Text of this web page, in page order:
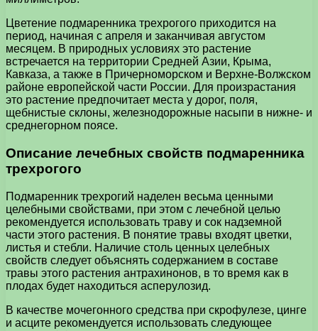
Цветение подмаренника трехрогого приходится на
период, начиная с апреля и заканчивая августом
месяцем. В природных условиях это растение
встречается на территории Средней Азии, Крыма,
Кавказа, а также в Причерноморском и Верхне-Волжском
районе европейской части России. Для произрастания
это растение предпочитает места у дорог, поля,
щебнистые склоны, железнодорожные насыпи в нижне- и
среднегорном поясе.
Описание лечебных свойств подмаренника
трехрогого
Подмаренник трехрогий наделен весьма ценными
целебными свойствами, при этом с лечебной целью
рекомендуется использовать траву и сок надземной
части этого растения. В понятие травы входят цветки,
листья и стебли. Наличие столь ценных целебных
свойств следует объяснять содержанием в составе
травы этого растения антрахинонов, в то время как в
плодах будет находиться асперулозид.
В качестве мочегонного средства при скрофулезе, цинге
и асците рекомендуется использовать следующее